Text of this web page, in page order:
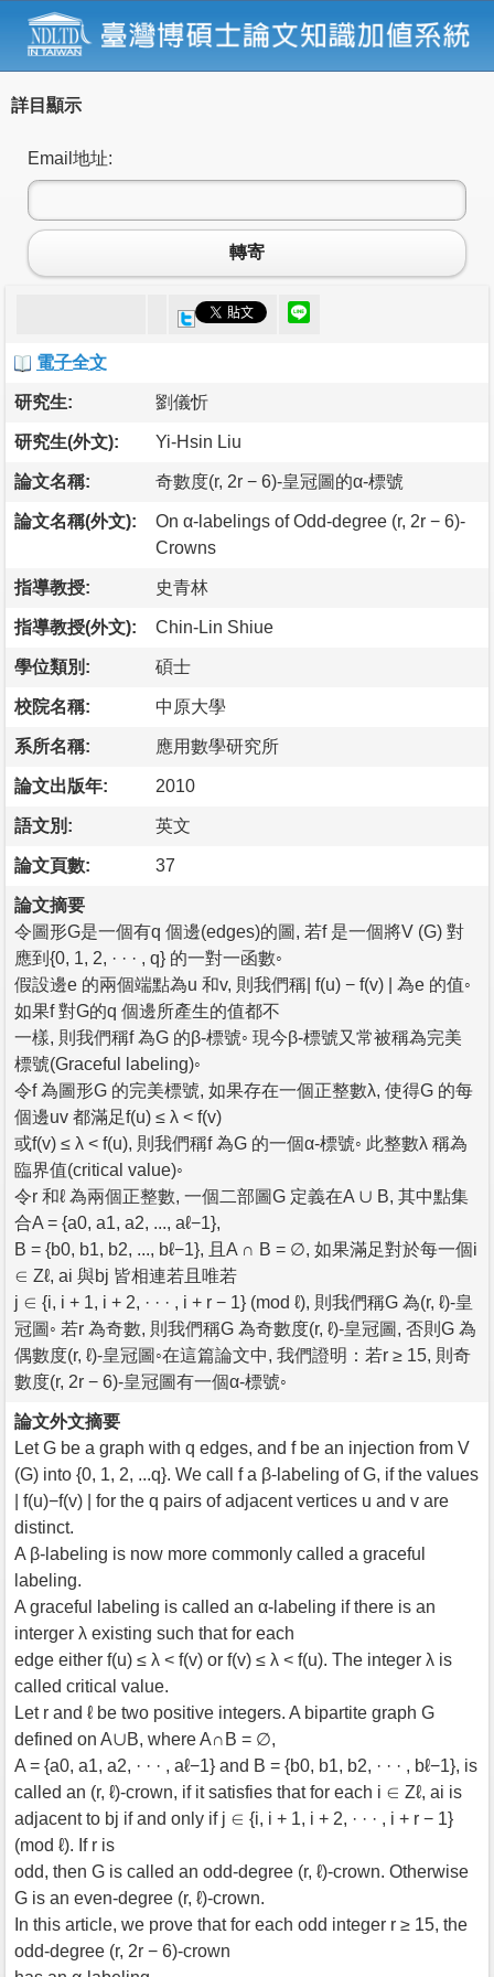
詳目顯示
Email地址:
轉寄
電子全文
研究生: 劉儀忻
研究生(外文): Yi-Hsin Liu
論文名稱: 奇數度(r, 2r − 6)-皇冠圖的α-標號
論文名稱(外文):
On α-labelings of Odd-degree (r, 2r − 6)-
Crowns
指導教授: 史青林
指導教授(外文): Chin-Lin Shiue
學位類別: 碩士
校院名稱: 中原大學
系所名稱: 應用數學研究所
論文出版年: 2010
語文別: 英文
論文頁數: 37
論文摘要
令圖形G是一個有q 個邊(edges)的圖, 若f 是一個將V (G) 對
應到{0, 1, 2, · · · , q} 的一對一函數◦
假設邊e 的兩個端點為u 和v, 則我們稱| f(u) − f(v) | 為e 的值◦
如果f 對G的q 個邊所產生的值都不
一樣, 則我們稱f 為G 的β-標號◦ 現今β-標號又常被稱為完美
標號(Graceful labeling)◦
令f 為圖形G 的完美標號, 如果存在一個正整數λ, 使得G 的每
個邊uv 都滿足f(u) ≤ λ < f(v)
或f(v) ≤ λ < f(u), 則我們稱f 為G 的一個α-標號◦ 此整數λ 稱為
臨界值(critical value)◦
令r 和ℓ 為兩個正整數, 一個二部圖G 定義在A ∪ B, 其中點集
合A = {a0, a1, a2, ..., aℓ−1},
B = {b0, b1, b2, ..., bℓ−1}, 且A ∩ B = ∅, 如果滿足對於每一個i
∈ Zℓ, ai 與bj 皆相連若且唯若
j ∈ {i, i + 1, i + 2, · · · , i + r − 1} (mod ℓ), 則我們稱G 為(r, ℓ)-皇
冠圖◦ 若r 為奇數, 則我們稱G 為奇數度(r, ℓ)-皇冠圖, 否則G 為
偶數度(r, ℓ)-皇冠圖◦在這篇論文中, 我們證明：若r ≥ 15, 則奇
數度(r, 2r − 6)-皇冠圖有一個α-標號◦
論文外文摘要
Let G be a graph with q edges, and f be an injection from V
(G) into {0, 1, 2, ...q}. We call f a β-labeling of G, if the values
| f(u)−f(v) | for the q pairs of adjacent vertices u and v are
distinct.
A β-labeling is now more commonly called a graceful
labeling.
A graceful labeling is called an α-labeling if there is an
interger λ existing such that for each
edge either f(u) ≤ λ < f(v) or f(v) ≤ λ < f(u). The integer λ is
called critical value.
Let r and ℓ be two positive integers. A bipartite graph G
defined on A∪B, where A∩B = ∅,
A = {a0, a1, a2, · · · , aℓ−1} and B = {b0, b1, b2, · · · , bℓ−1}, is
called an (r, ℓ)-crown, if it satisfies that for each i ∈ Zℓ, ai is
adjacent to bj if and only if j ∈ {i, i + 1, i + 2, · · · , i + r − 1}
(mod ℓ). If r is
odd, then G is called an odd-degree (r, ℓ)-crown. Otherwise
G is an even-degree (r, ℓ)-crown.
In this article, we prove that for each odd integer r ≥ 15, the
odd-degree (r, 2r − 6)-crown